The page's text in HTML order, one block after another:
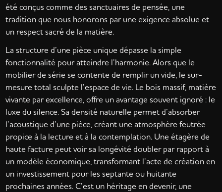
été conçus comme des sanctuaires de pensée, une
tradition que nous honorons par une exigence absolue et
un respect sacré de la matière.
La structure d’une pièce unique dépasse la simple
fonctionnalité pour atteindre l’harmonie. Alors que le
mobilier de série se contente de remplir un vide, le sur-
mesure total sculpte l’espace de vie. Le bois massif, matière
vivante par excellence, offre un avantage souvent ignoré : le
luxe du silence. Sa densité naturelle permet d’absorber
l’acoustique d’une pièce, créant une atmosphère feutrée
propice à la lecture et à la contemplation. Une étagère de
haute facture peut voir sa longévité doubler par rapport à
un modèle économique, transformant l’acte de création en
un investissement pour les septante ou huitante
prochaines années. C’est un héritage en devenir, une